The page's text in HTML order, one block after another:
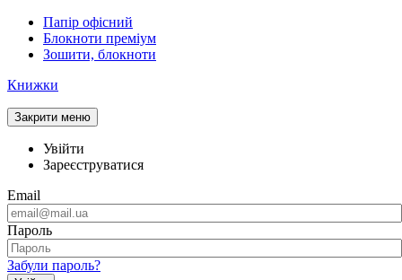
Папір офісний
Блокноти преміум
Зошити, блокноти
Книжки
Закрити меню
Увійти
Зареєструватися
Email
Пароль
Забули пароль?